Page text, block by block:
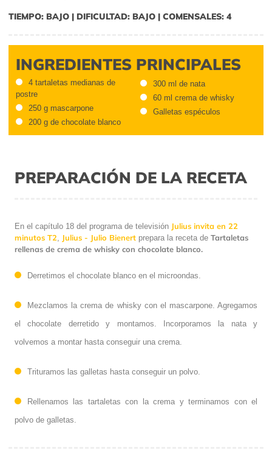
TIEMPO: BAJO | DIFICULTAD: BAJO | COMENSALES: 4
INGREDIENTES PRINCIPALES
4 tartaletas medianas de
postre
250 g mascarpone
200 g de chocolate blanco
300 ml de nata
60 ml crema de whisky
Galletas espéculos
PREPARACIÓN DE LA RECETA
En el capítulo 18 del programa de televisión Julius invita en 22
minutos T2
Julius - Julio Bienert prepara la receta de Tartaletas
rellenas de crema de whisky con chocolate blanco.
Derretimos el chocolate blanco en el microondas.
Mezclamos la crema de whisky con el mascarpone. Agregamos
el chocolate derretido y montamos. Incorporamos la nata y
volvemos a montar hasta conseguir una crema.
Trituramos las galletas hasta conseguir un polvo.
Rellenamos las tartaletas con la crema y terminamos con el
polvo de galletas.